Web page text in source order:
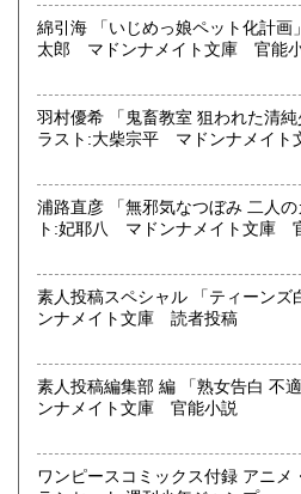
線)
最寄駅：神保町駅 御茶ノ水駅
営業時間：12:00-20:00
定休日：なし 年末は30日午後5
書籍の買取について
メール web@bookdash.net また
わせください。
お電話 03-3219-5991でも受け付け
お取引内容は、ご依頼されたあと
しく説明した文章をお付けしてお
趣味、サブカルチャー、古書一般
女優・アイドル・グラビア・アダ
綿引海 「いじめっ娘ペット化計
太郎 マドンナメイト文庫 官能
羽村優希 「鬼畜教室 狙われた清
ラスト:大柴宗平 マドンナメイ
浦路直彦 「無邪気なつぼみ 二人
ト:妃耶八 マドンナメイト文庫
素人投稿スペシャル 「ティーン
ンナメイト文庫 読者投稿
素人投稿編集部 編 「熟女告白
ンナメイト文庫 官能小説
ワンピースコミックス付録 アニメ